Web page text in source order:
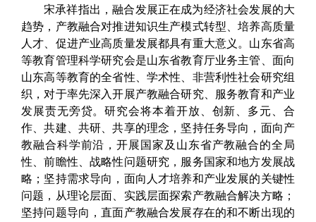
宋承祥指出，融合发展正在成为经济社会发展的大
趋势，产教融合对推进知识生产模式转型、培养高质量
人才、促进产业高质量发展都具有重大意义。山东省高
等教育管理科学研究会是山东省教育厅业务主管、面向
山东高等教育的全省性、学术性、非营利性社会研究组
织，对于率先深入开展产教融合研究、服务教育和产业
发展责无旁贷。研究会将本着开放、创新、多元、合
作、共建、共研、共享的理念，坚持任务导向，面向产
教融合科学前沿，开展国家及山东省产教融合的全局
性、前瞻性、战略性问题研究，服务国家和地方发展战
略；坚持需求导向，面向人才培养和产业发展的关键性
问题，从理论层面、实践层面探索产教融合解决方略；
坚持问题导向，直面产教融合发展存在的和不断出现的